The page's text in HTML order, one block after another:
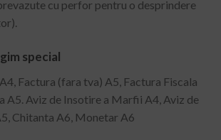
cu perfor pentru o desprindere
special
Factura (fara tva) A5, Factura Fiscala
A5. Aviz de Insotire a Marfii A4, Aviz de
Chitanta A6, Monetar A6